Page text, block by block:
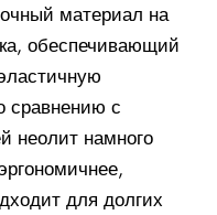
материал на
обеспечивающий
сравнению с
неолит намного
для долгих